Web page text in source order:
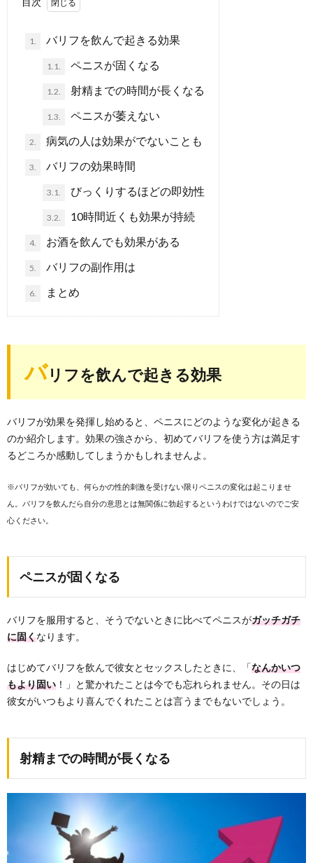
1. バリフを飲んで起きる効果
1.1. ペニスが固くなる
1.2. 射精までの時間が長くなる
1.3. ペニスが萎えない
2. 病気の人は効果がでないことも
3. バリフの効果時間
3.1. びっくりするほどの即効性
3.2. 10時間近くも効果が持続
4. お酒を飲んでも効果がある
5. バリフの副作用は
6. まとめ
バリフを飲んで起きる効果
バリフが効果を発揮し始めると、ペニスにどのような変化が起きる
のか紹介します。効果の強さから、初めてバリフを使う方は満足す
るどころか感動してしまうかもしれませんよ。
※バリフが効いても、何らかの性的刺激を受けない限りペニスの変化は起こりませ
ん。バリフを飲んだら自分の意思とは無関係に勃起するというわけではないのでご安
心ください。
ペニスが固くなる
バリフを服用すると、そうでないときに比べてペニスがガッチガチ
に固くなります。
はじめてバリフを飲んで彼女とセックスしたときに、「なんかいつ
もより固い ！」と驚かれたことは今でも忘れられません。その日は
彼女がいつもより喜んでくれたことは言うまでもないでしょう。
射精までの時間が長くなる